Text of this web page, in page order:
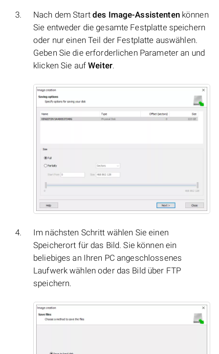
Nach dem Start des Image-Assistentenkönnen
Sie entweder die gesamte Festplatte speichern
oder nur einen Teil der Festplatte auswählen.
Geben Sie die erforderlichen Parameter an und
klicken Sie aufWeiter.
Im nächsten Schritt wählen Sie einen
Speicherort für das Bild. Sie können ein
beliebiges an Ihren PC angeschlossenes
Laufwerk wählen oder das Bild über FTP
speichern.